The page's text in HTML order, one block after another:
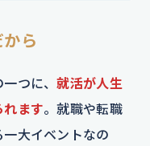
ら
一つに、就活が人生
れます。就職や転職
大イベントなの